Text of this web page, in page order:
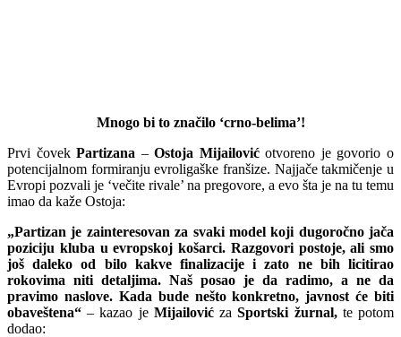
Mnogo bi to značilo ‘crno-belima’!
Prvi čovekPartizana –Ostoja Mijailovićotvoreno je govorio o
potencijalnom formiranju evroligaške franšize. Najjače takmičenje u
Evropi pozvali je ‘večite rivale’ na pregovore, a evo šta je na tu temu
imao da kaže Ostoja:
„Partizan je zainteresovan za svaki model koji dugoročno jača
poziciju kluba u evropskoj košarci. Razgovori postoje, ali smo
još daleko od bilo kakve finalizacije i zato ne bih licitirao
rokovima niti detaljima. Naš posao je da radimo, a ne da
pravimo naslove. Kada bude nešto konkretno, javnost će biti
obaveštena“ – kazao je MijailovićzaSportski žurnal,te potom
dodao: